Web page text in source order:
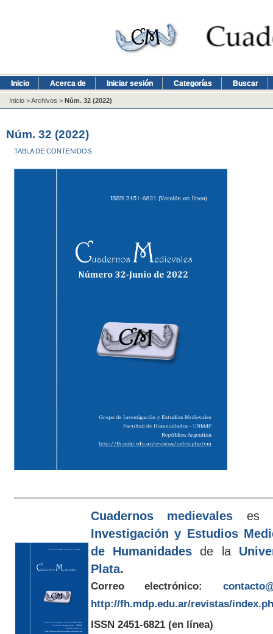
Inicio Acerca de Iniciar sesión Categorías Buscar
Inicio >Archivos > Núm. 32 (2022)
Núm. 32 (2022)
TABLA DE CONTENIDOS
Cuadernos medievales es
Investigación y Estudios
de Humanidades de la
Plata.
Correo electrónico:
http://fh.mdp.edu.ar/revistas/
ISSN 2451-6821 (en línea)